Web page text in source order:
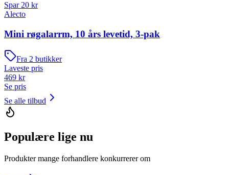
Spar 20 kr
Alecto
Mini røgalarrm, 10 års levetid, 3-pak
Fra 2 butikker
Laveste pris
469 kr
Se pris
Se alle tilbud
Populære lige nu
Produkter mange forhandlere konkurrerer om